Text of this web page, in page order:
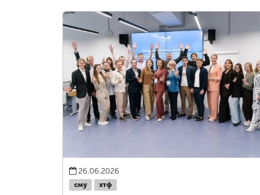
26.06.2026
сму хтф